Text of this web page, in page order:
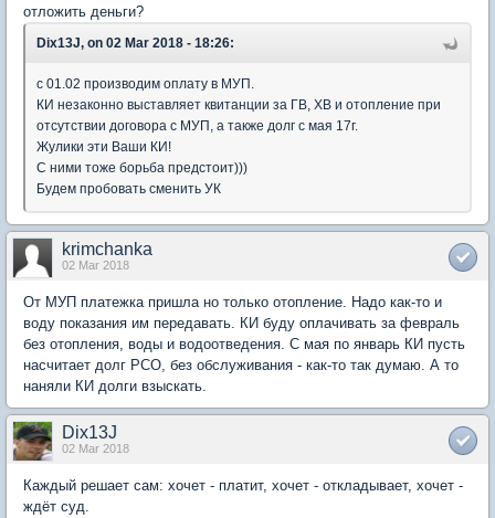
отложить деньги?
Dix13J, on 02 Mar 2018 - 18:26:
с 01.02 производим оплату в МУП.
КИ незаконно выставляет квитанции за ГВ, ХВ и отопление при
отсутствии договора с МУП, а также долг с мая 17г.
Жулики эти Ваши КИ!
С ними тоже борьба предстоит)))
Будем пробовать сменить УК
krimchanka
02 Mar 2018
От МУП платежка пришла но только отопление. Надо как-то и
воду показания им передавать. КИ буду оплачивать за февраль
без отопления, воды и водоотведения. С мая по январь КИ пусть
насчитает долг РСО, без обслуживания - как-то так думаю. А то
наняли КИ долги взыскать.
Dix13J
02 Mar 2018
Каждый решает сам: хочет - платит, хочет - откладывает, хочет -
ждёт суд.